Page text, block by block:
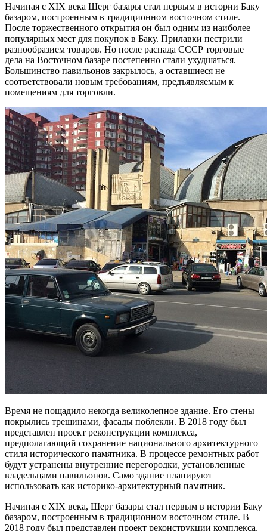
Начиная с XIX века Шерг базары стал первым в истории Баку
базаром, построенным в традиционном восточном стиле.
После торжественного открытия он был одним из наиболее
популярных мест для покупок в Баку. Прилавки пестрили
разнообразием товаров. Но после распада СССР торговые
дела на Восточном базаре постепенно стали ухудшаться.
Большинство павильонов закрылось, а оставшиеся не
соответствовали новым требованиям, предъявляемым к
помещениям для торговли.
Время не пощадило некогда великолепное здание. Его стены
покрылись трещинами, фасады поблекли. В 2018 году был
представлен проект реконструкции комплекса,
предполагающий сохранение национального архитектурного
стиля исторического памятника. В процессе ремонтных работ
будут устранены внутренние перегородки, установленные
владельцами павильонов. Само здание планируют
использовать как историко-архитектурный памятник.
Начиная с XIX века, Шерг базары стал первым в истории Баку
базаром, построенным в традиционном восточном стиле. В
2018 году был представлен проект реконструкции комплекса,